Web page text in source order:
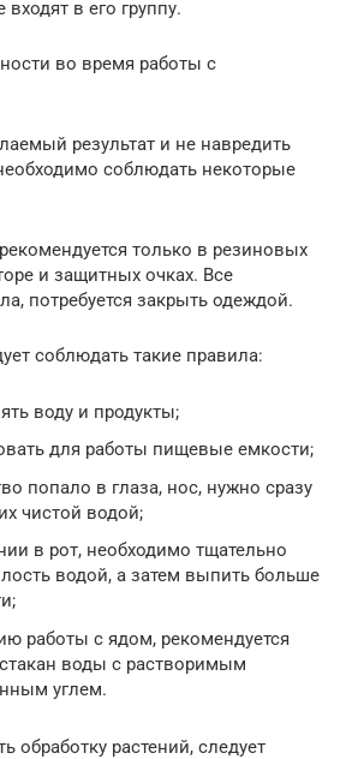
в его группу.
во время работы с
результат и не навредить
соблюдать некоторые
только в резиновых
и защитных очках. Все
потребуется закрыть одеждой.
соблюдать такие правила:
воду и продукты;
для работы пищевые емкости;
попало в глаза, нос, нужно сразу
чистой водой;
в рот, необходимо тщательно
водой, а затем выпить больше
работы с ядом, рекомендуется
воды с растворимым
углем.
обработку растений, следует